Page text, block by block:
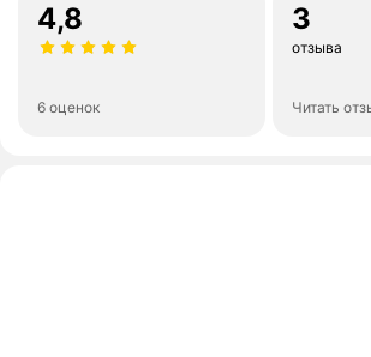
4,8
6 оценок
3
отзыва
Читать